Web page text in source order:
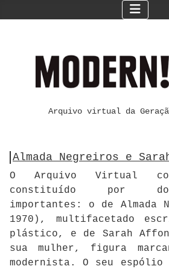
Arquivo virtual da
Almada Negreiros e
O Arquivo Virtual
constituído por
importantes: o de Almada
1970), multifacetado
plástico, e de Sarah
sua mulher, figura
modernista. O seu